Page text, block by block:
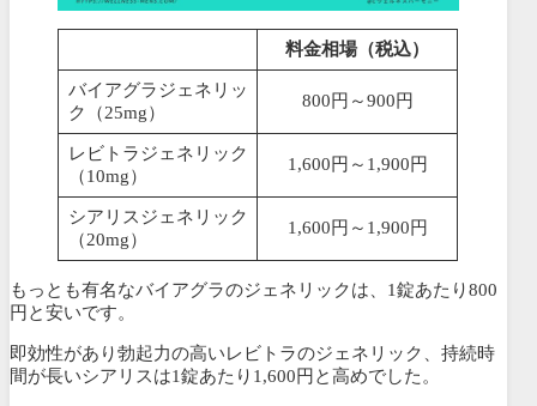
料金相場（税込）
バイアグラジェネリッ
ク（25mg）
800円～900円
レビトラジェネリック
（10mg）
1,600円～1,900円
シアリスジェネリック
（20mg）
1,600円～1,900円
もっとも有名なバイアグラのジェネリックは、1錠あたり800
円と安いです。
即効性があり勃起力の高いレビトラのジェネリック、持続時
間が長いシアリスは1錠あたり1,600円と高めでした。